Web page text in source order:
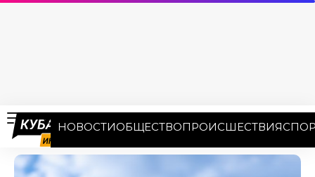
НОВОСТИОБЩЕСТВОПРОИСШЕСТВИЯ